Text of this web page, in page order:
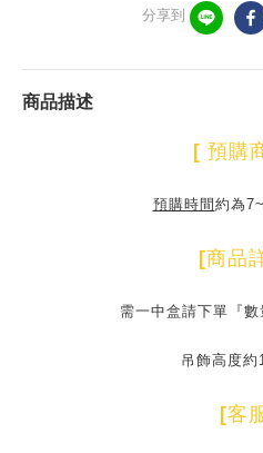
分享到
商品描述
[ 預購
預購時間 約為
[商品
需一中盒請下單『數
吊飾高度約
[客